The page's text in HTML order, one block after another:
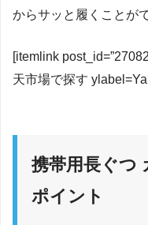
からサッと履くことが
[itemlink
天市場で探す
携帯用長ぐつ
ポイント